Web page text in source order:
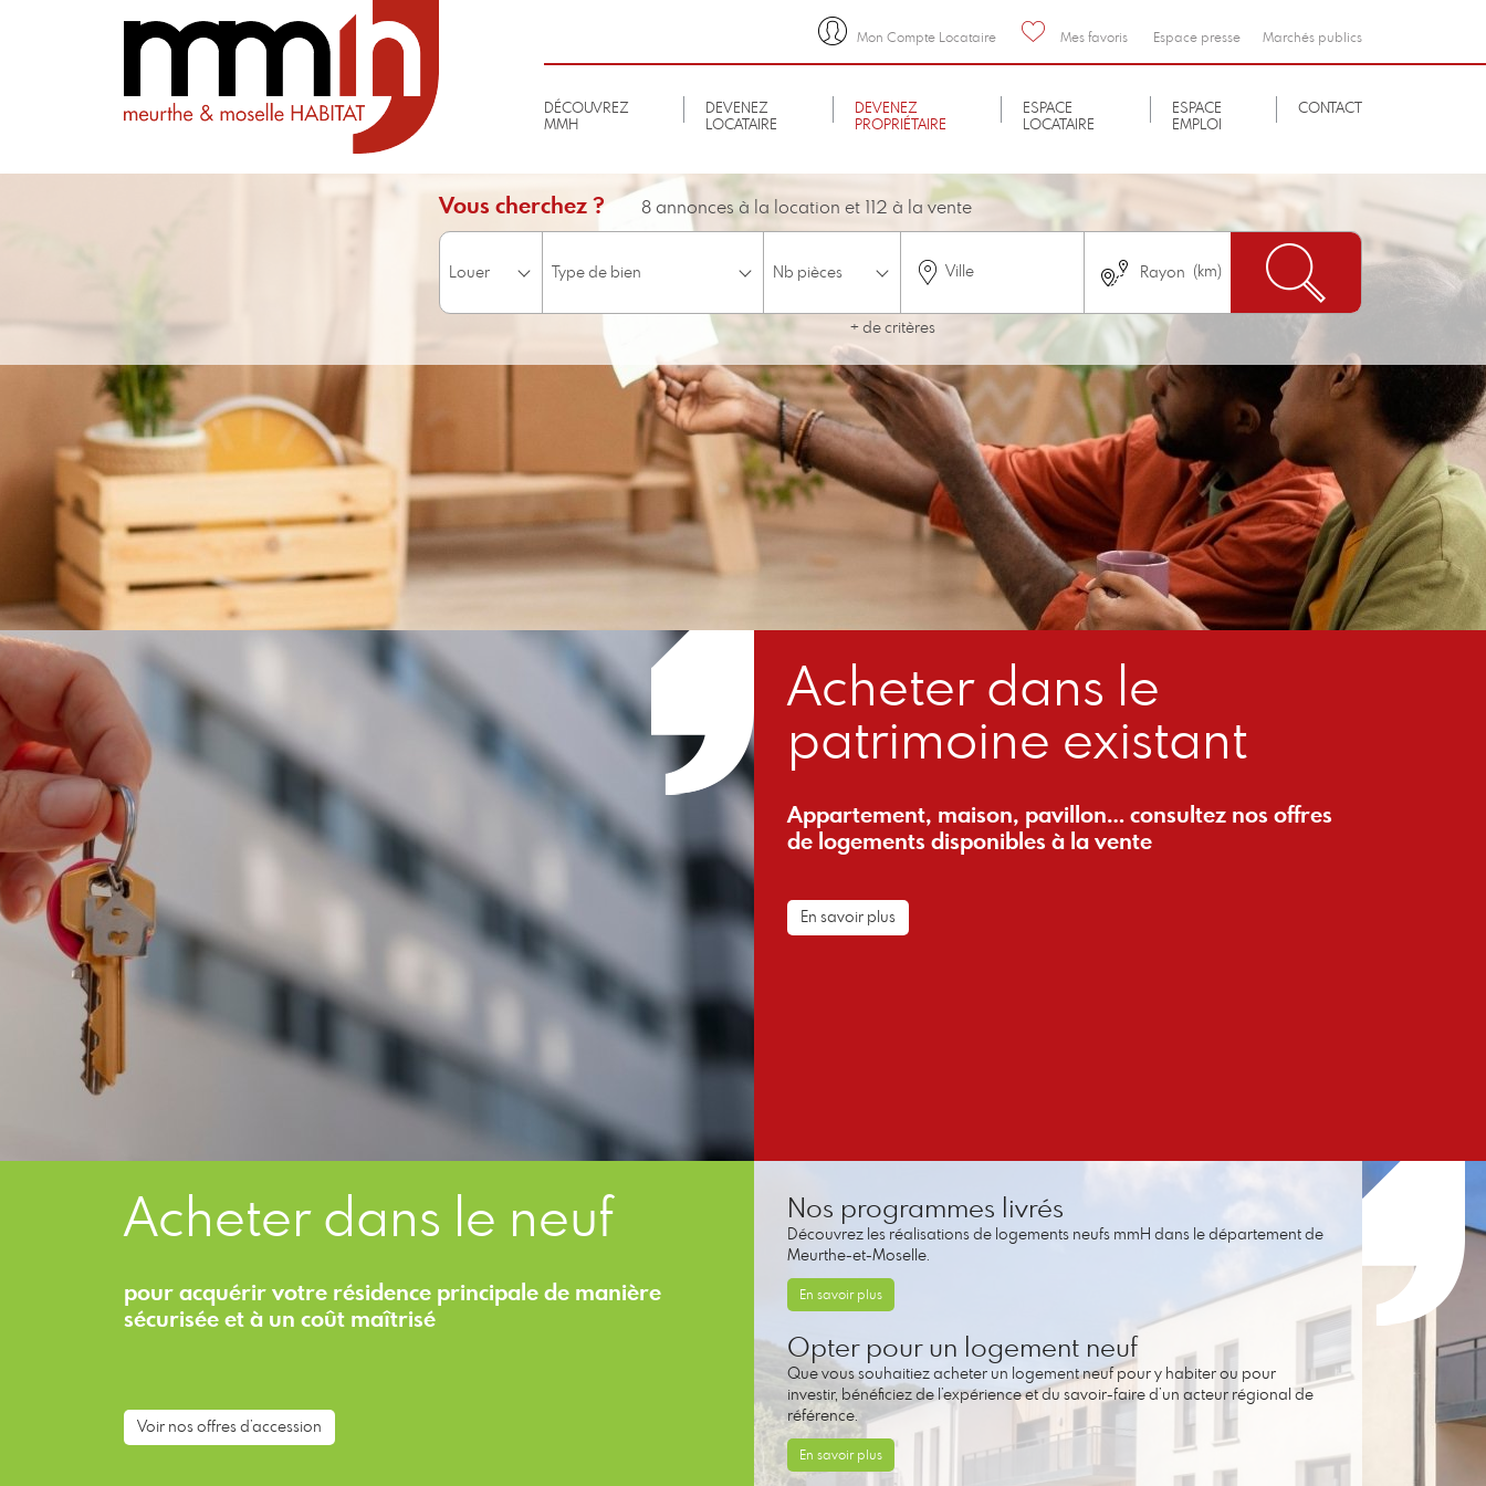
Mon Compte Locataire Mes favoris Espace presse Marchés publics
DÉCOUVREZ
MMH
DEVENEZ
LOCATAIRE
DEVENEZ
PROPRIÉTAIRE
ESPACE
LOCATAIRE
ESPACE
EMPLOI
CONTACT
Vous cherchez ? 8 annonces à la location et 112 à la vente
Ville
+ de critères
Accessible aux personnes à mobilité réduite Disponible immédiatement Pas de logement neuf
Acheter dans le
patrimoine existant
Appartement, maison, pavillon… consultez nos offres
de logements disponibles à la vente
En savoir plus
Acheter dans le neuf
pour acquérir votre résidence principale de manière
sécurisée et à un coût maîtrisé
Voir nos offres d’accession
Nos programmes livrés
Découvrez les réalisations de logements neufs mmH dans le département de
Meurthe-et-Moselle.
En savoir plus
Opter pour un logement neuf
Que vous souhaitiez acheter un logement neuf pour y habiter ou pour
investir, bénéficiez de l’expérience et du savoir-faire d’un acteur régional de
référence.
En savoir plus